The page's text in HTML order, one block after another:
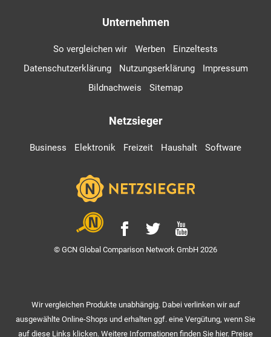
Unternehmen
So vergleichen wir Werben
Einzeltests
Datenschutzerklärung
Nutzungserklärung
Impressum
Bildnachweis
Sitemap
Netzsieger
Business Elektronik Freizeit Haushalt Software
© GCN Global Comparison Network GmbH 2026
Wir vergleichen Produkte unabhängig. Dabei verlinken wir auf
ausgewählte Online-Shops und erhalten ggf. eine Vergütung, wenn Sie
auf diese Links klicken. Weitere Informationen finden Sie hier. Preise